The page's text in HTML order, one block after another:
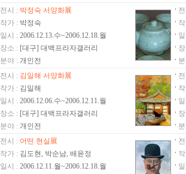
스캇 맥매스터 사진전
최정윤 작가님의 전시를 축하합니다.
김은주 작가님의 전시를 축하합니다.
스펙터클 타이틀: 『바람이 일다』
임현락 작가님의 전시를 축하합니다.
박진관 작가님의 전시를 축하합니다.
미적(美的)감각展
‘B-Road’ 몽환경 그룹전을 축하드립니다.
Some days - 썸 데이즈 (어떤 날들...)
양성훈 작가님의 전시를 축하합니다.
정현석 작가님의 전시를 축하합니다.
전시 : 박정숙 서양화展
작가 : 박정숙
일시 : 2006.12.13.수~2006.12.18.월
장소 : [대구] 대백프라자갤러리
분야 : 개인전
전시 : 김일해 서양화展
작가 : 김일해
일시 : 2006.12.06.수~2006.12.11.월
장소 : [대구] 대백프라자갤러리
분야 : 개인전
전시 : 어떤 현실展
작가 : 김도현, 박순남, 배윤정
일시 : 2006.12.11.월~2006.12.18.월